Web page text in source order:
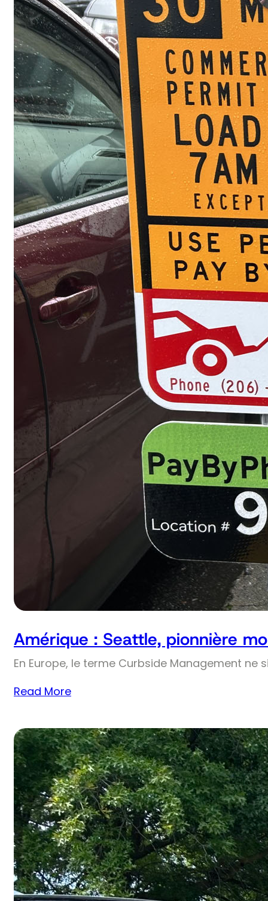
Amérique : Seattle, pionnière
En Europe, le terme Curbside Management ne
Read More